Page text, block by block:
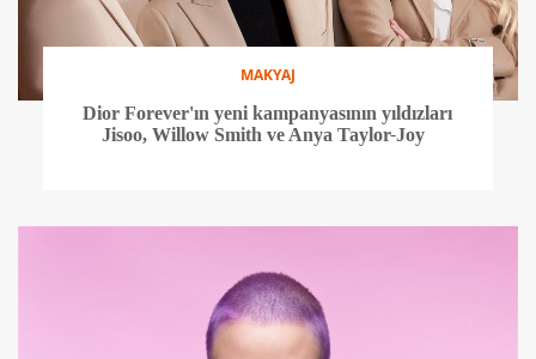
MAKYAJ
Dior Forever'ın yeni kampanyasının yıldızları
Jisoo, Willow Smith ve Anya Taylor-Joy